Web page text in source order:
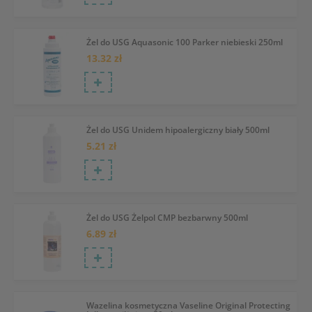
Żel do USG Aquasonic 100 Parker niebieski 250ml
13.32 zł
Żel do USG Unidem hipoalergiczny biały 500ml
5.21 zł
Żel do USG Żelpol CMP bezbarwny 500ml
6.89 zł
Wazelina kosmetyczna Vaseline Original Protecting